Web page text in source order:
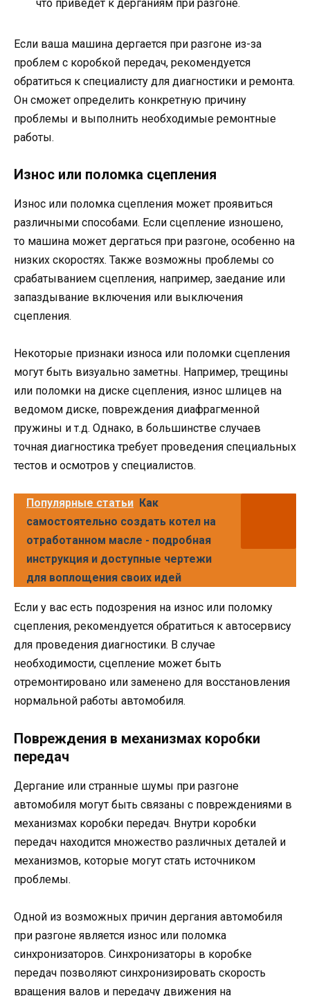
что приведет к дерганиям при разгоне.
Если ваша машина дергается при разгоне из-за
проблем с коробкой передач, рекомендуется
обратиться к специалисту для диагностики и ремонта.
Он сможет определить конкретную причину
проблемы и выполнить необходимые ремонтные
работы.
Износ или поломка сцепления
Износ или поломка сцепления может проявиться
различными способами. Если сцепление изношено,
то машина может дергаться при разгоне, особенно на
низких скоростях. Также возможны проблемы со
срабатыванием сцепления, например, заедание или
запаздывание включения или выключения
сцепления.
Некоторые признаки износа или поломки сцепления
могут быть визуально заметны. Например, трещины
или поломки на диске сцепления, износ шлицев на
ведомом диске, повреждения диафрагменной
пружины и т.д. Однако, в большинстве случаев
точная диагностика требует проведения специальных
тестов и осмотров у специалистов.
Популярные статьи Как
самостоятельно создать котел на
отработанном масле - подробная
инструкция и доступные чертежи
для воплощения своих идей
Если у вас есть подозрения на износ или поломку
сцепления, рекомендуется обратиться к автосервису
для проведения диагностики. В случае
необходимости, сцепление может быть
отремонтировано или заменено для восстановления
нормальной работы автомобиля.
Повреждения в механизмах коробки
передач
Дергание или странные шумы при разгоне
автомобиля могут быть связаны с повреждениями в
механизмах коробки передач. Внутри коробки
передач находится множество различных деталей и
механизмов, которые могут стать источником
проблемы.
Одной из возможных причин дергания автомобиля
при разгоне является износ или поломка
синхронизаторов. Синхронизаторы в коробке
передач позволяют синхронизировать скорость
вращения валов и передачу движения на